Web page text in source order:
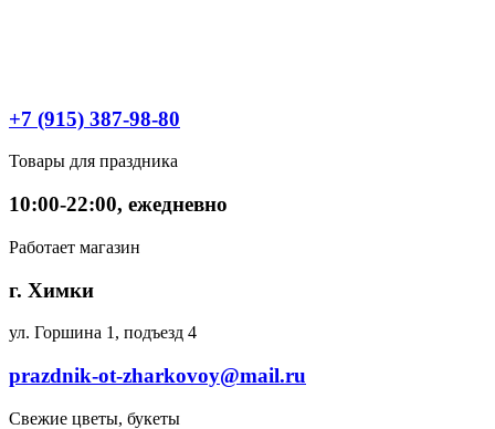
+7 (915) 387-98-80
Товары для праздника
10:00-22:00, ежедневно
Работает магазин
г. Химки
ул. Горшина 1, подъезд 4
prazdnik-ot-zharkovoy@mail.ru
Свежие цветы, букеты